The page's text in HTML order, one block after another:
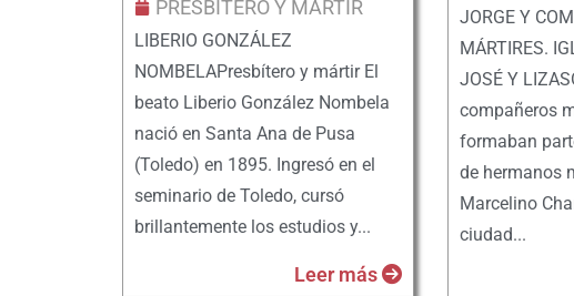
PRESBÍTERO Y MÁRTIR
LIBERIO GONZÁLEZ
NOMBELAPresbítero y mártir El
beato Liberio González Nombela
nació en Santa Ana de Pusa
(Toledo) en 1895. Ingresó en el
seminario de Toledo, cursó
brillantemente los estudios y...
Leer más
JORGE Y
MÁRTIRES.
JOSÉ Y
compañeros
formaban
de hermanos
Marcelino
ciudad...